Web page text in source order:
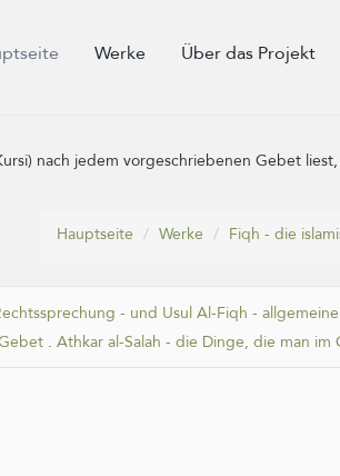
Werke Über das Projekt
nach jedem vorgeschriebenen Gebet
Hauptseite Werke Fiqh - die
- und Usul Al-Fiqh -
. Athkar al-Salah - die Dinge, die man im